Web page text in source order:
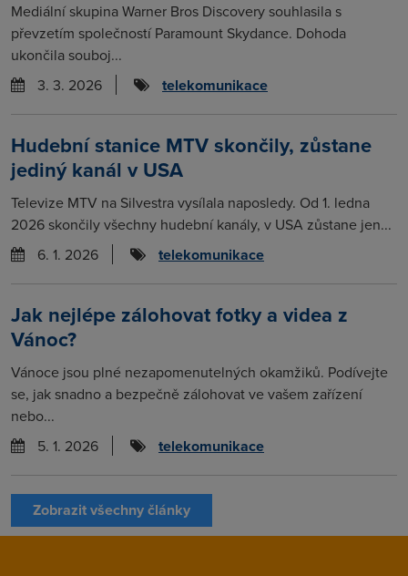
Mediální skupina Warner Bros Discovery souhlasila s
převzetím společností Paramount Skydance. Dohoda
ukončila souboj...
3. 3. 2026
telekomunikace
Hudební stanice MTV skončily, zůstane
jediný kanál v USA
Televize MTV na Silvestra vysílala naposledy. Od 1. ledna
2026 skončily všechny hudební kanály, v USA zůstane jen...
6. 1. 2026
telekomunikace
Jak nejlépe zálohovat fotky a videa z
Vánoc?
Vánoce jsou plné nezapomenutelných okamžiků. Podívejte
se, jak snadno a bezpečně zálohovat ve vašem zařízení
nebo...
5. 1. 2026
telekomunikace
Zobrazit všechny články